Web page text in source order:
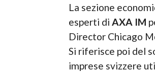
La sezione
esperti di AXA IM
Director Chicago
Si riferisce poi del
imprese svizzere